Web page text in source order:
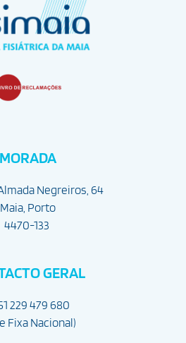
MORADA
Negreiros, 64
Maia, Porto
4470-133
GERAL
229 479 680
Fixa Nacional)